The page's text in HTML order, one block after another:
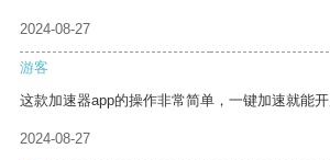
2024-08-27
游客
这款加速器app的操作非常简单，一键加速就能开
2024-08-27